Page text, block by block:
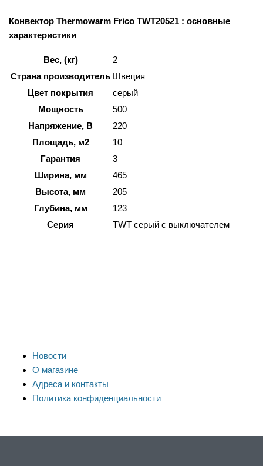
Конвектор Thermowarm Frico TWT20521 : основные
характеристики
Вес, (кг)
2
Страна производитель Швеция
Цвет покрытия
серый
Мощность
500
Напряжение, В
220
Площадь, м2
10
Гарантия
3
Ширина, мм
465
Высота, мм
205
Глубина, мм
123
Серия
TWT серый с выключателем
Новости
О магазине
Адреса и контакты
Политика конфиденциальности